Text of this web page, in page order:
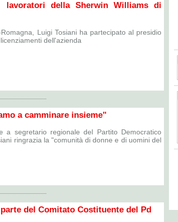
della Sherwin Williams di
Luigi Tosiani ha partecipato al presidio
dell'azienda
a camminare insieme"
a segretario regionale del Partito Democratico
ringrazia la "comunità di donne e di uomini del
del Comitato Costituente del Pd